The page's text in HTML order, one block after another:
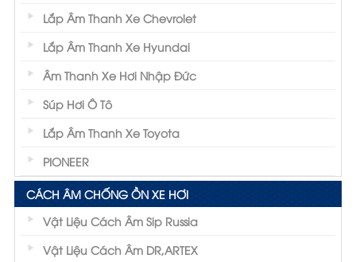
Lắp Âm Thanh Xe Chevrolet
Lắp Âm Thanh Xe Hyundai
Âm Thanh Xe Hơi Nhập Đức
Súp Hơi Ô Tô
Lắp Âm Thanh Xe Toyota
PIONEER
CÁCH ÂM CHỐNG ỒN XE HƠI
Vật Liệu Cách Âm Sip Russia
Vật Liệu Cách Âm DR,ARTEX